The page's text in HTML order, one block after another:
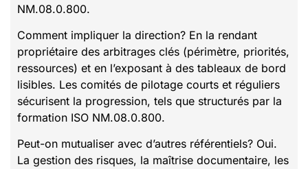
NM.08.0.800.
Comment impliquer la direction? En la rendant
propriétaire des arbitrages clés (périmètre, priorités,
ressources) et en l’exposant à des tableaux de bord
lisibles. Les comités de pilotage courts et réguliers
sécurisent la progression, tels que structurés par la
formation ISO NM.08.0.800.
Peut-on mutualiser avec d’autres référentiels? Oui.
La gestion des risques, la maîtrise documentaire, les